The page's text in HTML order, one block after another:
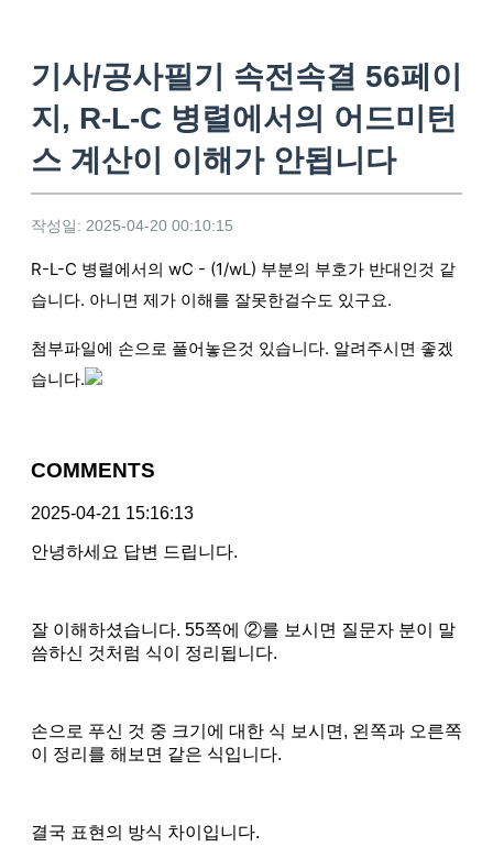
기사/공사필기 속전속결 56페이
지, R-L-C 병렬에서의 어드미턴
스 계산이 이해가 안됩니다
작성일: 2025-04-20 00:10:15
R-L-C 병렬에서의 wC - (1/wL) 부분의 부호가 반대인것 같
습니다. 아니면 제가 이해를 잘못한걸수도 있구요.
첨부파일에 손으로 풀어놓은것 있습니다. 알려주시면 좋겠
습니다.
COMMENTS
2025-04-21 15:16:13
안녕하세요 답변 드립니다.
잘 이해하셨습니다. 55쪽에 ②를 보시면 질문자 분이 말
씀하신 것처럼 식이 정리됩니다.
손으로 푸신 것 중 크기에 대한 식 보시면, 왼쪽과 오른쪽
이 정리를 해보면 같은 식입니다.
결국 표현의 방식 차이입니다.